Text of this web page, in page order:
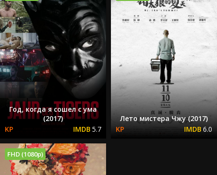
Год, когда я сошел с ума
(2017)
5.7
Лето мистера Чжу (2017)
6.0
FHD (1080p)